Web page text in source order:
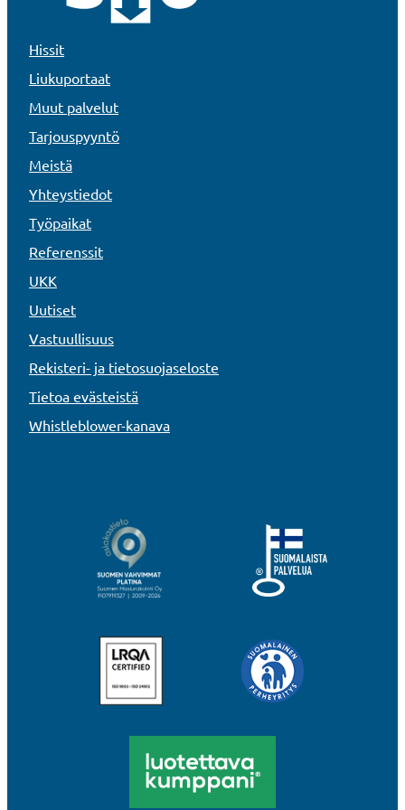
Hissit
Liukuportaat
Muut palvelut
Tarjouspyyntö
Meistä
Yhteystiedot
Työpaikat
Referenssit
UKK
Uutiset
Vastuullisuus
Rekisteri- ja tietosuojaseloste
Tietoa evästeistä
Whistleblower-kanava